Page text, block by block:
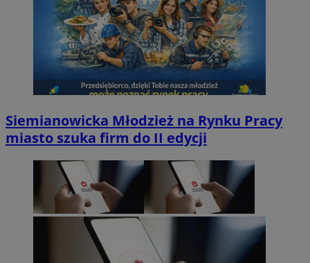
Siemianowicka Młodzież na Rynku Pracy
miasto szuka firm do II edycji